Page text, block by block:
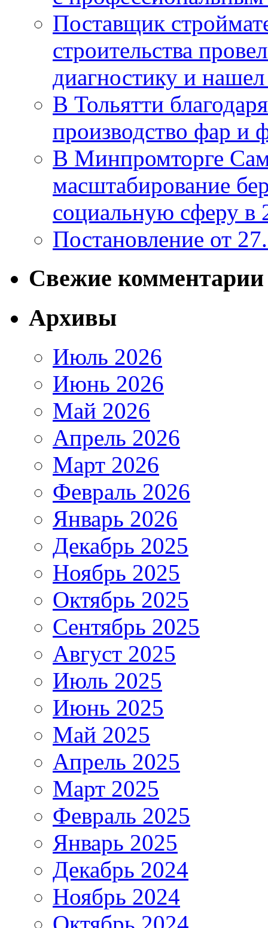
Поставщик
строительства
диагностику и
В Тольятти
производство фар и
В Минпромторге
масштабирование
социальную сферу в
Постановление от
Свежие комментарии
Архивы
Июль 2026
Июнь 2026
Май 2026
Апрель 2026
Март 2026
Февраль 2026
Январь 2026
Декабрь 2025
Ноябрь 2025
Октябрь 2025
Сентябрь 2025
Август 2025
Июль 2025
Июнь 2025
Май 2025
Апрель 2025
Март 2025
Февраль 2025
Январь 2025
Декабрь 2024
Ноябрь 2024